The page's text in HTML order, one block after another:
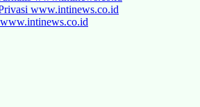
www.intinews.co.id